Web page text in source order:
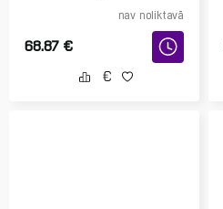
nav noliktavā
68.87 €